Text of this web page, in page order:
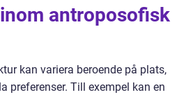
antroposofisk
kan variera beroende på plats,
preferenser. Till exempel kan en